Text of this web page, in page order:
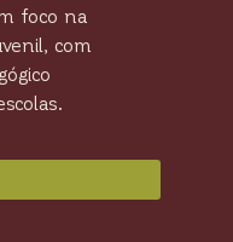
foco na
com